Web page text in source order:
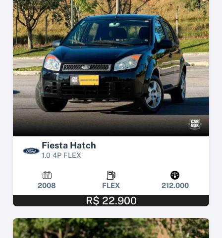
Fiesta Hatch
1.0 4P FLEX
2008 FLEX 212.000
R$ 22.900